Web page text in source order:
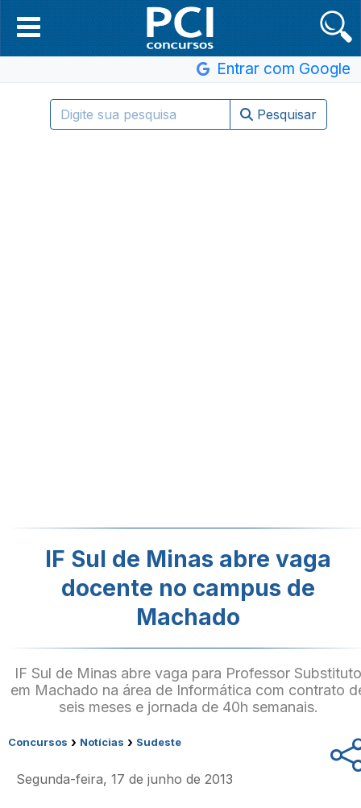
Entrar com Google
Pesquisar
IF Sul de Minas abre vaga
docente no campus de
Machado
IF Sul de Minas abre vaga para Professor
em Machado na área de Informática com contrato
seis meses e jornada de 40h semanais.
Concursos › Notícias › Sudeste
Segunda-feira, 17 de junho de 2013